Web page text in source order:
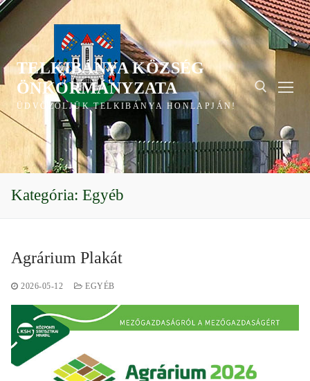
Ugrás
a
tartalomra
TELKIBÁNYA KÖZSÉG
ÖNKORMÁNYZATA
ÜDVÖZÖLJÜK TELKIBÁNYA HONLAPJÁN!
Keresése:
Kategória: Egyéb
Agrárium Plakát
2026-05-12 EGYÉB